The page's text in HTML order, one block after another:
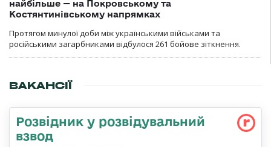
найбільше — на Покровському та
Костянтинівському напрямках
Протягом минулої доби між українськими військами та
російськими загарбниками відбулося 261 бойове зіткнення.
ВАКАНСІЇ
Розвідник у розвідувальний
взвод